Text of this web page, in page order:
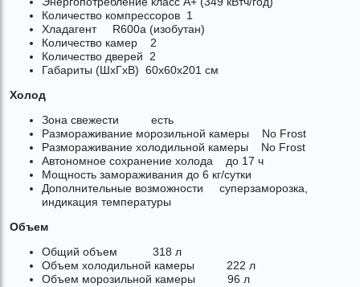
Количество компрессоров 1
Хладагент R600a (изобутан)
Количество камер 2
Количество дверей 2
Габариты (ШxГxВ) 60x60x201 см
Холод
Зона свежести есть
Размораживание морозильной камеры No Frost
Размораживание холодильной камеры No Frost
Автономное сохранение холода до 17 ч
Мощность замораживания до 6 кг/cутки
Дополнительные возможности суперзаморозка,
индикация температуры
Объем
Общий объем 318 л
Объем холодильной камеры 222 л
Объем морозильной камеры 96 л